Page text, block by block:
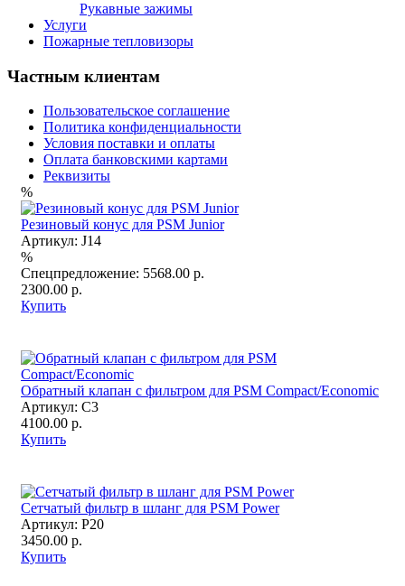
Рукавные зажимы
Услуги
Пожарные тепловизоры
Частным клиентам
Пользовательское соглашение
Политика конфиденциальности
Условия поставки и оплаты
Оплата банковскими картами
Реквизиты
%
Резиновый конус для PSM Junior
Артикул: J14
%
Спецпредложение: 5568.00 р.
2300.00 р.
Купить
Обратный клапан с фильтром для PSM Compact/Economic
Артикул: C3
4100.00 р.
Купить
Сетчатый фильтр в шланг для PSM Power
Артикул: P20
3450.00 р.
Купить